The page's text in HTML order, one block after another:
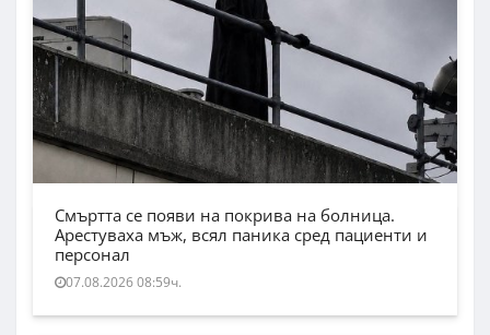
Смъртта се появи на покрива на болница.
Арестуваха мъж, всял паника сред пациенти и
персонал
07.08.2026 08:59ч.